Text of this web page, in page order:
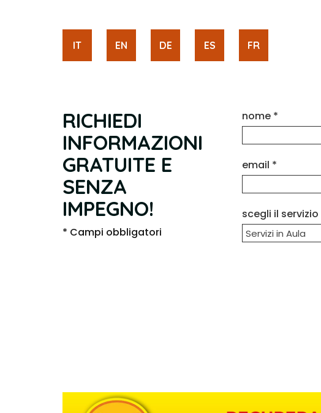
IT EN DE ES FR
RICHIEDI
INFORMAZIONI
GRATUITE E
SENZA
IMPEGNO!
* Campi obbligatori
nome *
email *
scegli il servizio
Servizi in Aula